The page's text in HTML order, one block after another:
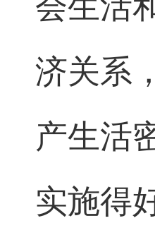
济关系
产生活
实施得